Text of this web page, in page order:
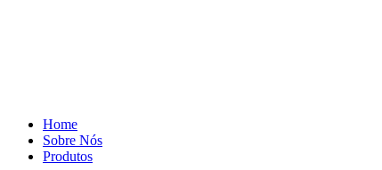
Home
Sobre Nós
Produtos